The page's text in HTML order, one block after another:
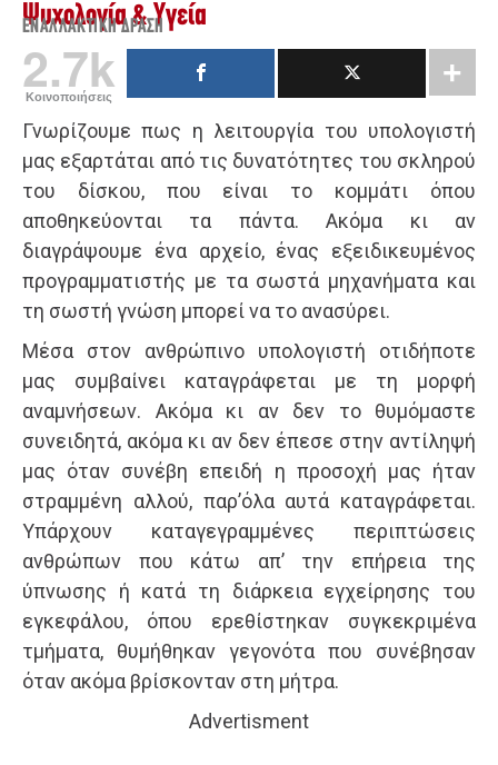
Ψυχολογία & Υγεία
ΕΝΑΛΛΑΚΤΙΚΉ ΔΡΆΣΗ
2.7k
Κοινοποιήσεις
Γνωρίζουμε πως η λειτουργία του υπολογιστή
μας εξαρτάται από τις δυνατότητες του σκληρού
του δίσκου, που είναι το κομμάτι όπου
αποθηκεύονται τα πάντα. Ακόμα κι αν
διαγράψουμε ένα αρχείο, ένας εξειδικευμένος
προγραμματιστής με τα σωστά μηχανήματα και
τη σωστή γνώση μπορεί να το ανασύρει.
Μέσα στον ανθρώπινο υπολογιστή οτιδήποτε
μας συμβαίνει καταγράφεται με τη μορφή
αναμνήσεων. Ακόμα κι αν δεν το θυμόμαστε
συνειδητά, ακόμα κι αν δεν έπεσε στην αντίληψή
μας όταν συνέβη επειδή η προσοχή μας ήταν
στραμμένη αλλού, παρ’όλα αυτά καταγράφεται.
Υπάρχουν καταγεγραμμένες περιπτώσεις
ανθρώπων που κάτω απ’ την επήρεια της
ύπνωσης ή κατά τη διάρκεια εγχείρησης του
εγκεφάλου, όπου ερεθίστηκαν συγκεκριμένα
τμήματα, θυμήθηκαν γεγονότα που συνέβησαν
όταν ακόμα βρίσκονταν στη μήτρα.
Advertisment